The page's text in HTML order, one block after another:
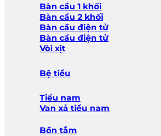
Bàn cầu 1 khối
Bàn cầu 2 khối
Bàn cầu điện tử
Bàn cầu điện tử
Vòi xịt
Bệ tiểu
Tiểu nam
Van xả tiểu nam
Bồn tắm